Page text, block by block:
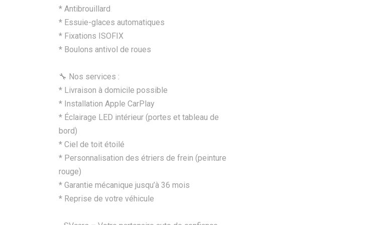
*⁠ Antibrouillard
*⁠ ⁠Essuie-glaces automatiques
*⁠ ⁠Fixations ISOFIX
*⁠ ⁠Boulons antivol de roues
🔧 Nos services :
* Livraison à domicile possible
* Installation Apple CarPlay
* Éclairage LED intérieur (portes et tableau de
bord)
* Ciel de toit étoilé
* Personnalisation des étriers de frein (peinture
rouge)
* Garantie mécanique jusqu’à 36 mois
* Reprise de votre véhicule